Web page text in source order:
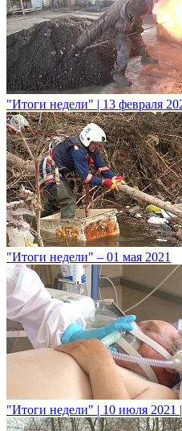
"Итоги недели" | 13 февраля
"Итоги недели" – 01 мая 2021
"Итоги недели" | 10 июля 2021